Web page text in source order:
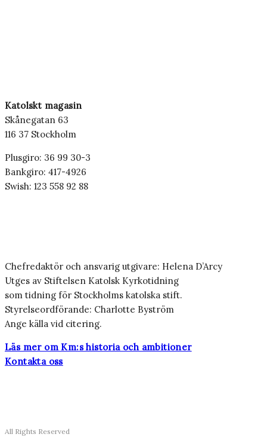
Katolskt magasin
Skånegatan 63
116 37 Stockholm
Plusgiro: 36 99 30-3
Bankgiro: 417-4926
Swish: 123 558 92 88
Chefredaktör och ansvarig utgivare: Helena D’Arcy
Utges av Stiftelsen Katolsk Kyrkotidning
som tidning för Stockholms katolska stift.
Styrelseordförande: Charlotte Byström
Ange källa vid citering.
Läs mer om Km:s historia och ambitioner
Kontakta oss
All Rights Reserved